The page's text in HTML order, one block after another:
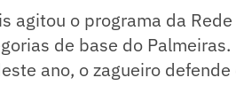
agitou o programa da
de base do
ano, o zagueiro defende